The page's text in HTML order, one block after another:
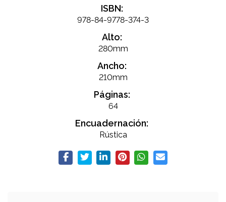
ISBN:
978-84-9778-374-3
Alto:
280mm
Ancho:
210mm
Páginas:
64
Encuadernación:
Rústica